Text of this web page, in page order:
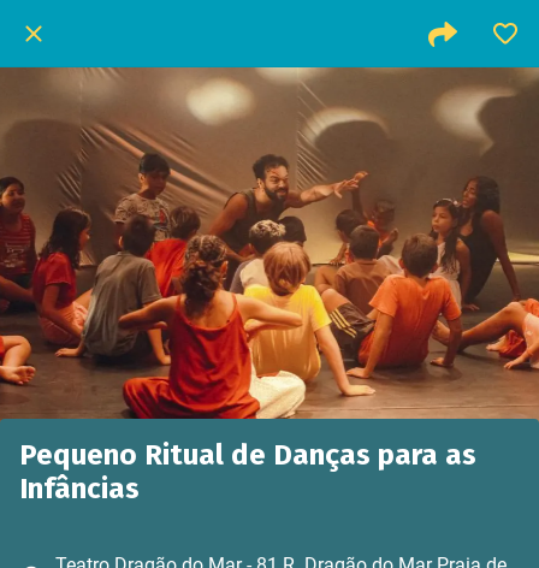
Pequeno Ritual de Danças para as
Infâncias